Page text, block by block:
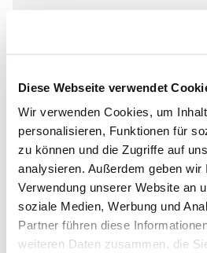
Diese Webseite verwendet
Wir verwenden Cookies, um
personalisieren, Funktionen für
zu können und die Zugriffe auf
analysieren. Außerdem geben
Verwendung unserer Website an
soziale Medien, Werbung und
Partner führen diese
weiteren Daten zusammen, die
Matthäus-Kirche,
33102 Paderborn
Anmeldung bei 0176
Gruppe von Anonymen
Alkoholikerinnen
Anmeldung bei 0176 519 101